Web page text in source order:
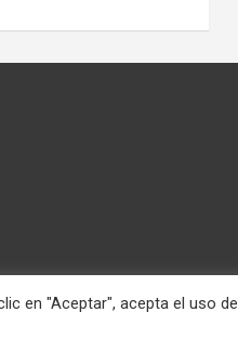
en "Aceptar", acepta el uso de